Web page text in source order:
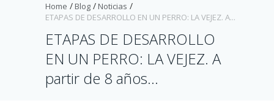
Home Blog
Noticias
ETAPAS DE DESARROLLO EN UN PERRO: LA VEJEZ. A...
ETAPAS DE DESARROLLO
EN UN PERRO: LA VEJEZ. A
partir de 8 años…